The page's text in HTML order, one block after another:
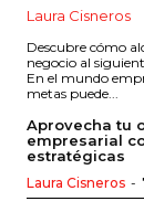
Laura Cisneros
Descubre cómo
negocio al
En el mundo
metas puede...
Aprovecha tu
empresarial
estratégicas
Laura Cisneros -